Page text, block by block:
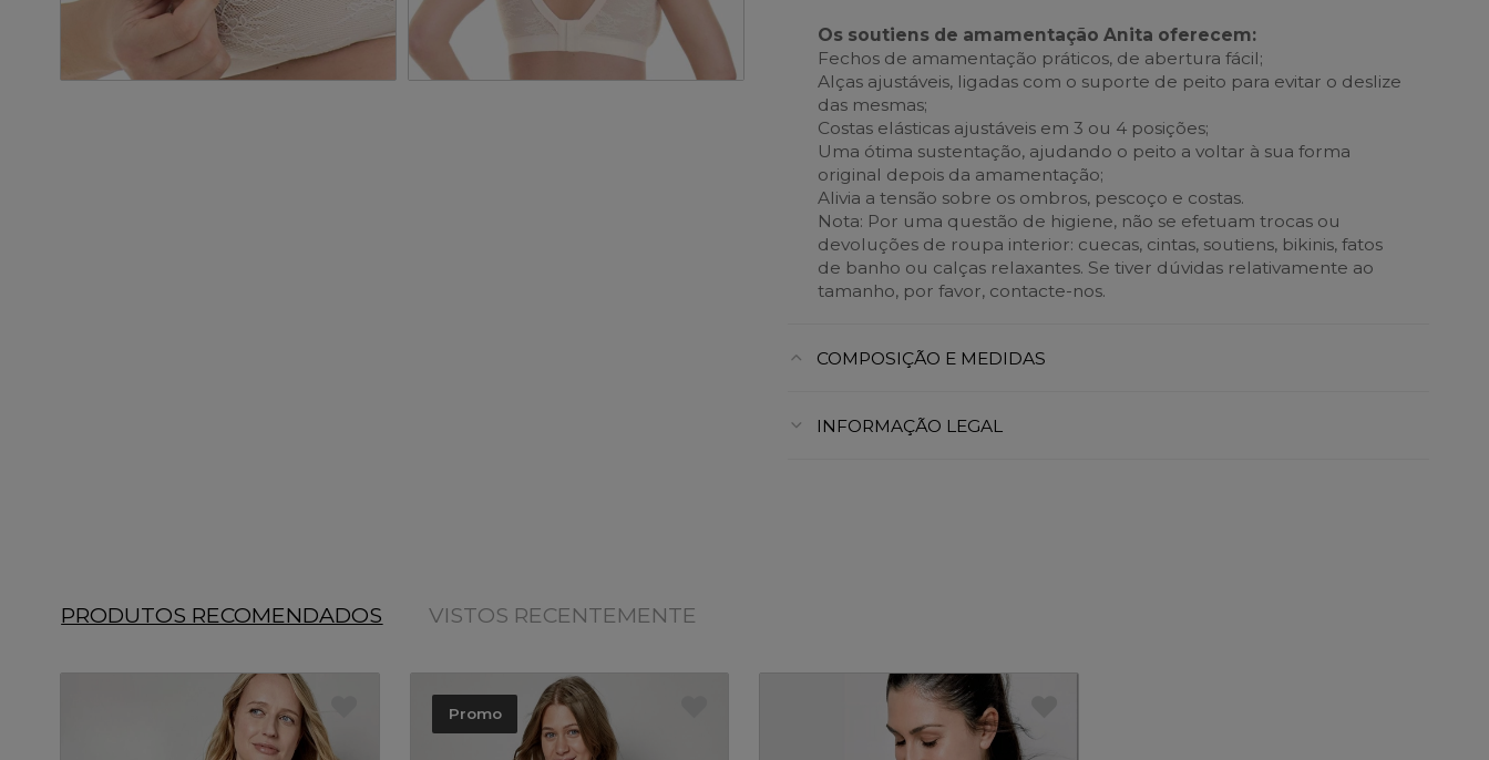
Os soutiens de amamentação Anita oferecem:
Fechos de amamentação práticos, de abertura fácil;
Alças ajustáveis, ligadas com o suporte de peito para evitar o deslize
das mesmas;
Costas elásticas ajustáveis em 3 ou 4 posições;
Uma ótima sustentação, ajudando o peito a voltar à sua forma
original depois da amamentação;
Alivia a tensão sobre os ombros, pescoço e costas.
Nota: Por uma questão de higiene, não se efetuam trocas ou
devoluções de roupa interior: cuecas, cintas, soutiens, bikinis, fatos
de banho ou calças relaxantes. Se tiver dúvidas relativamente ao
tamanho, por favor, contacte-nos.
COMPOSIÇÃO E MEDIDAS
INFORMAÇÃO LEGAL
PRODUTOS RECOMENDADOS VISTOS RECENTEMENTE
Promo